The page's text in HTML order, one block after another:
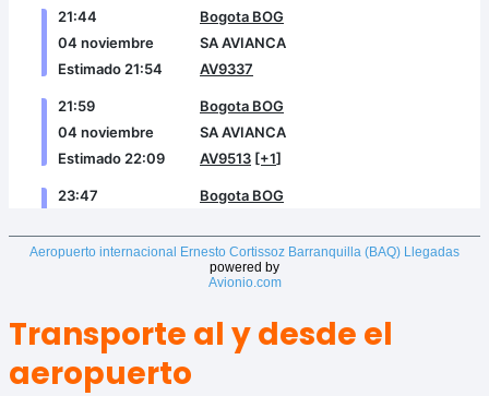
Aeropuerto internacional Ernesto Cortissoz Barranquilla (BAQ) Llegadas
powered by
Avionio.com
Transporte al y desde el
aeropuerto